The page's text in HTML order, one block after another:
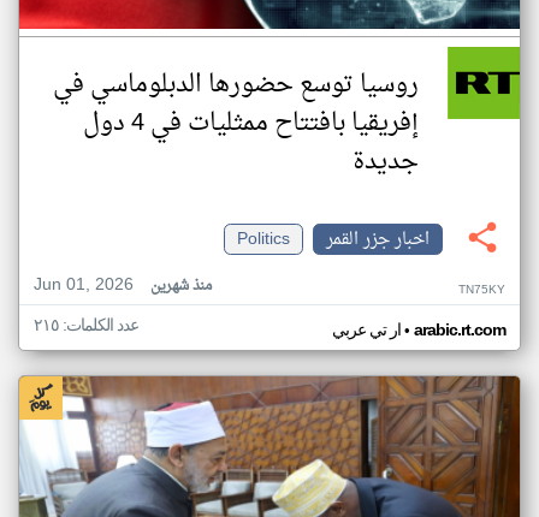
روسيا توسع حضورها الدبلوماسي في
إفريقيا بافتتاح ممثليات في 4 دول
جديدة
اخبار جزر القمر
Politics
Jun 01, 2026
منذ شهرين TN75KY
ار تي عربي• arabic.rt.com عدد الكلمات: ٢١٥